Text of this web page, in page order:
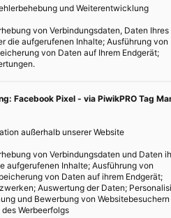
helfen sollen das Ziel zu
bis zum Jahr 2030 um
von Solarenergie, Windkraft
Straßenverkehr. Mit folgenden
für Einsteiger bis zu
und Weiterentwicklung
von Verbindungsdaten, Daten Ihres
die aufgerufenen Inhalte; Ausführung von
von Daten auf Ihrem Endgerät;
Facebook Pixel - via PiwikPRO Tag
außerhalb unserer Website
von Verbindungsdaten und Daten
aufgerufenen Inhalte; Ausführung von
von Daten auf ihrem Endgerät;
Auswertung der Daten;
und Bewerbung von
Werbeerfolgs